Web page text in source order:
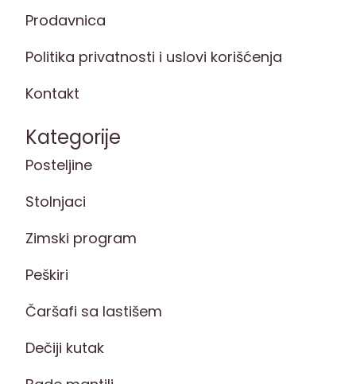
Prodavnica
Politika privatnosti i uslovi korišćenja
Kontakt
Kategorije
Posteljine
Stolnjaci
Zimski program
Peškiri
Čaršafi sa lastišem
Dečiji kutak